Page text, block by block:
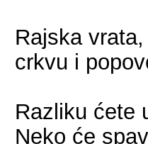
Rajska
crkvu i
Razliku ćete
Neko će